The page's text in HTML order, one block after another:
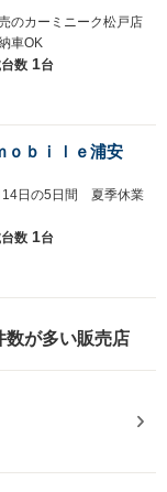
のカーミニーク松戸店
車OK
数 1台
ｂｉｌｅ浦安
14日の5日間 夏季休業
数 1台
数が多い販売店